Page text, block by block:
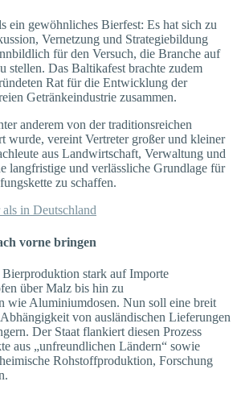
ein gewöhnliches Bierfest: Es hat sich zu
Vernetzung und Strategiebildung
für den Versuch, die Branche auf
stellen. Das Baltikafest brachte zudem
Rat für die Entwicklung der
Getränkeindustrie zusammen.
anderem von der traditionsreichen
wurde, vereint Vertreter großer und kleiner
aus Landwirtschaft, Verwaltung und
langfristige und verlässliche Grundlage für
zu schaffen.
in Deutschland
vorne bringen
stark auf Importe
über Malz bis hin zu
wie Aluminiumdosen. Nun soll eine breit
von ausländischen Lieferungen
Der Staat flankiert diesen Prozess
aus „unfreundlichen Ländern“ sowie
Rohstoffproduktion, Forschung